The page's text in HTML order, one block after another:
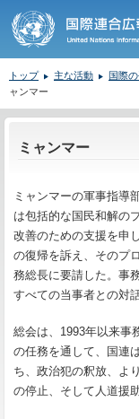
トップ 主な活動 国際
ャンマー
ミャンマー
ミャンマーの軍事指導
は包括的な国民和解の
改善のための支援を申
の復帰を訴え、そのプ
務総長に要請した。事
すべての当事者との対
総会は、1993年以来事
の任務を通して、国連
ち、政治犯の釈放、よ
の停止、そして人道援